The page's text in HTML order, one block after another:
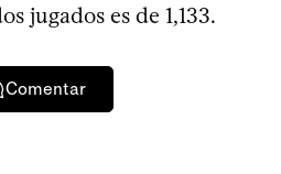
jugados es de 1,133.
Comentar